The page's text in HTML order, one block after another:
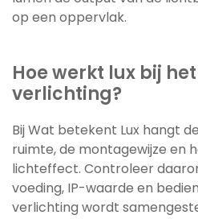
op een oppervlak.
Hoe werkt lux bij
verlichting?
Bij Wat betekent Lux hangt
ruimte, de montagewijze en
lichteffect. Controleer
voeding, IP-waarde en
verlichting wordt